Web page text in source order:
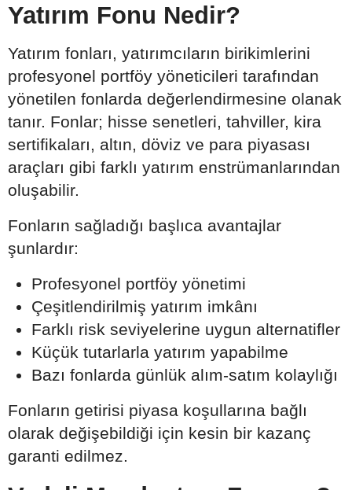
Yatırım Fonu Nedir?
Yatırım fonları, yatırımcıların birikimlerini
profesyonel portföy yöneticileri tarafından
yönetilen fonlarda değerlendirmesine olanak
tanır. Fonlar; hisse senetleri, tahviller, kira
sertifikaları, altın, döviz ve para piyasası
araçları gibi farklı yatırım enstrümanlarından
oluşabilir.
Fonların sağladığı başlıca avantajlar
şunlardır:
Profesyonel portföy yönetimi
Çeşitlendirilmiş yatırım imkânı
Farklı risk seviyelerine uygun alternatifler
Küçük tutarlarla yatırım yapabilme
Bazı fonlarda günlük alım-satım kolaylığı
Fonların getirisi piyasa koşullarına bağlı
olarak değişebildiği için kesin bir kazanç
garanti edilmez.